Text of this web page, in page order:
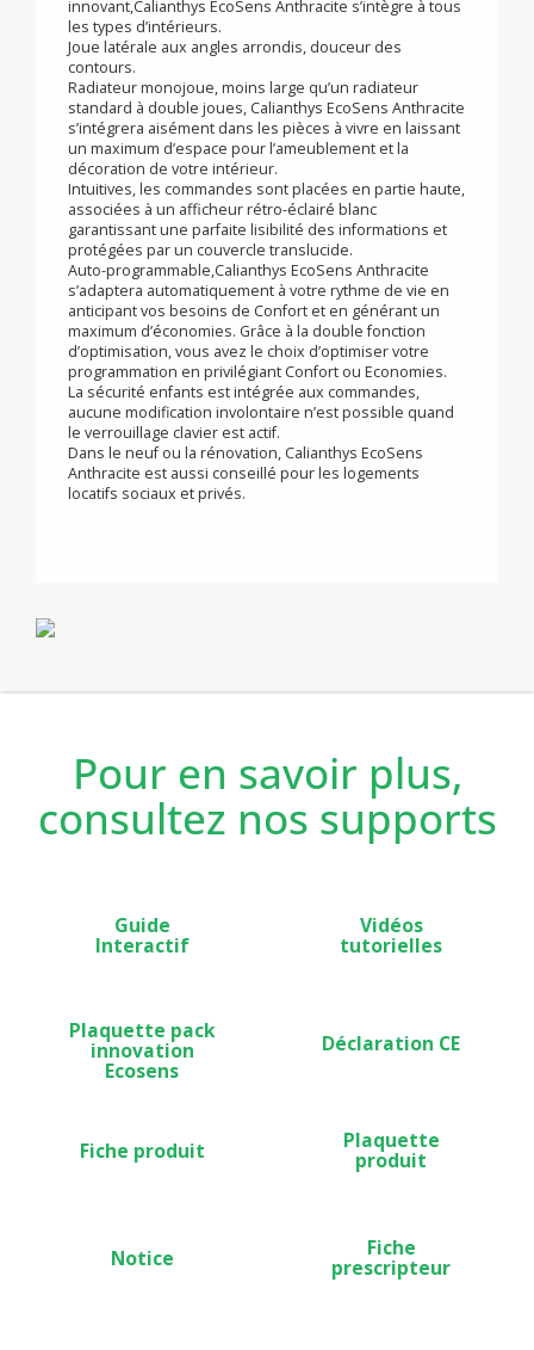
Chaleur douce, faible encombrement pour espace
optimisé, performance et économies d’énergie
grâce au Pack Innovation EcoSens de
fonctionnalités innovantes.
Grâce à son design sobre, exclusif et
innovant,Calianthys EcoSens Anthracite s’intègre à tous
les types d’intérieurs.
Joue latérale aux angles arrondis, douceur des
contours.
Radiateur monojoue, moins large qu’un radiateur
standard à double joues, Calianthys EcoSens Anthracite
s’intégrera aisément dans les pièces à vivre en laissant
un maximum d’espace pour l’ameublement et la
décoration de votre intérieur.
Intuitives, les commandes sont placées en partie haute,
associées à un afficheur rétro-éclairé blanc
garantissant une parfaite lisibilité des informations et
protégées par un couvercle translucide.
Auto-programmable,Calianthys EcoSens Anthracite
s’adaptera automatiquement à votre rythme de vie en
anticipant vos besoins de Confort et en générant un
locatifs sociaux et privés.
Pour en savoir plus,
consultez nos supports
Guide
Interactif
Vidéos
tutorielles
Plaquette pack
innovation
Ecosens
Déclaration CE
Fiche produit Plaquette
produit
Notice Fiche
prescripteur